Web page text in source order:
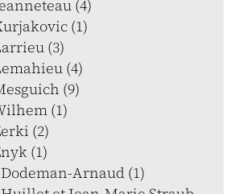
(4)
(1)
(3)
(4)
(9)
(1)
(2)
(1)
Arnaud (1)